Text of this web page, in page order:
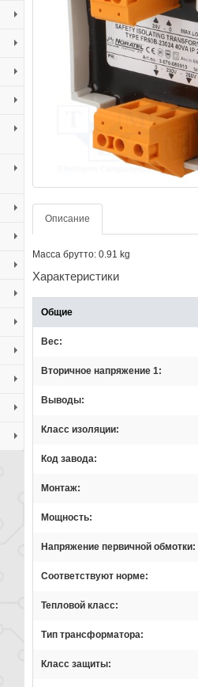
Описание
Масса брутто: 0.91 kg
Характеристики
Общие
Вес
Вторичное напряжение 1
Выводы
Класс изоляции
Код завода
Монтаж
Мощность
Напряжение первичной обмотки
Соответствуют норме
Тепловой класс
Тип трансформатора
Класс защиты